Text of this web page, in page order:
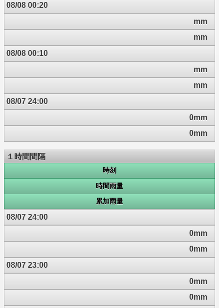
08/08 00:20
mm
mm
08/08 00:10
mm
mm
08/07 24:00
0mm
0mm
１時間間隔
時刻
時間雨量
累加雨量
08/07 24:00
0mm
0mm
08/07 23:00
0mm
0mm